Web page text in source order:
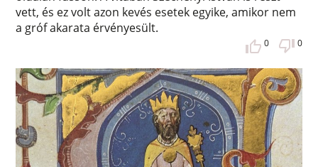
vett, és ez volt azon kevés esetek egyike, amikor nem
a gróf akarata érvényesült.
0 0